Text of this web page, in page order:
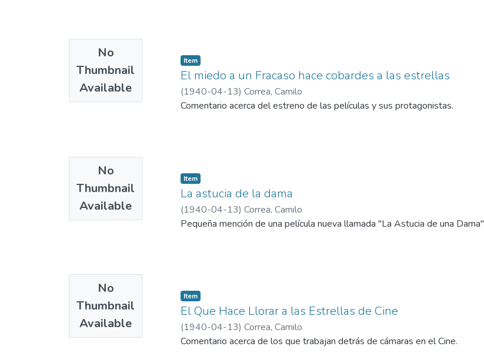
No
Thumbnail
Available
No
Thumbnail
Available
Item
El miedo a un Fracaso hace cobardes a las estrellas
(1940-04-13) Correa, Camilo
Comentario acerca del estreno de las películas y sus protagonistas.
No
Thumbnail
Available
Item
La astucia de la dama
(1940-04-13) Correa, Camilo
Pequeña mención de una película nueva llamada "La Astucia de una Dama"
Item
El Que Hace Llorar a las Estrellas de Cine
(1940-04-13) Correa, Camilo
Comentario acerca de los que trabajan detrás de cámaras en el Cine.